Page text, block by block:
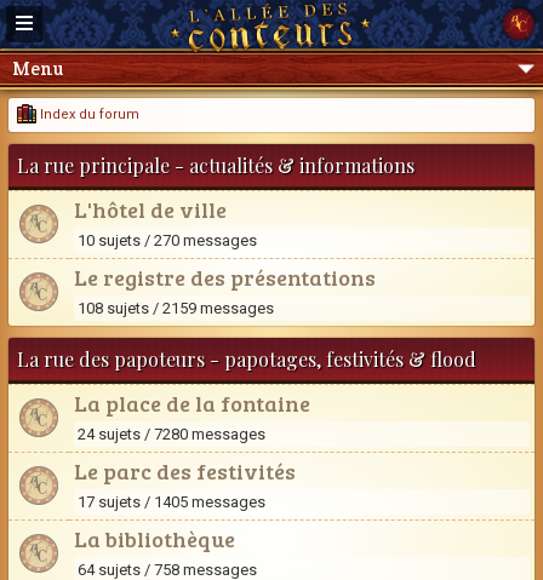
Menu
Index du forum
La rue principale - actualités & informations
L'hôtel de ville
10 sujets / 270 messages
Le registre des présentations
108 sujets / 2159 messages
La rue des papoteurs - papotages, festivités & flood
La place de la fontaine
24 sujets / 7280 messages
Le parc des festivités
17 sujets / 1405 messages
La bibliothèque
64 sujets / 758 messages